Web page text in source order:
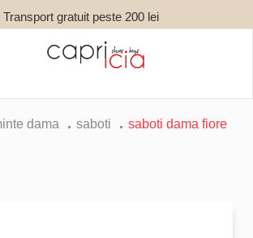
Transport gratuit peste 200 lei
dama saboti
saboti dama fiore